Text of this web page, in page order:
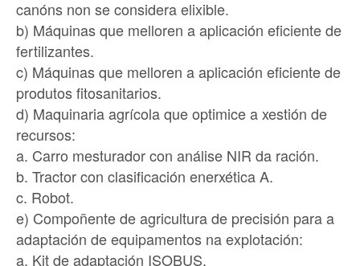
canóns non se considera elixible.
b) Máquinas que melloren a aplicación eficiente de
fertilizantes.
c) Máquinas que melloren a aplicación eficiente de
produtos fitosanitarios.
d) Maquinaria agrícola que optimice a xestión de
recursos:
a. Carro mesturador con análise NIR da ración.
b. Tractor con clasificación enerxética A.
c. Robot.
e) Compoñente de agricultura de precisión para a
adaptación de equipamentos na explotación:
a. Kit de adaptación ISOBUS.